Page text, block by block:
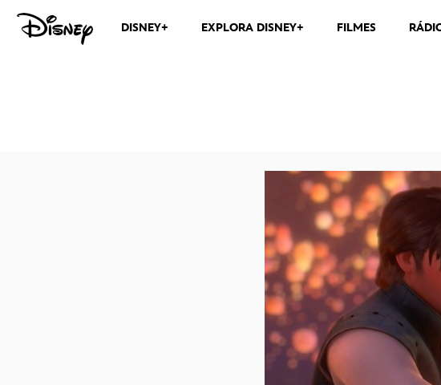
DISNEY+ EXPLORA DISNEY+ FILMES